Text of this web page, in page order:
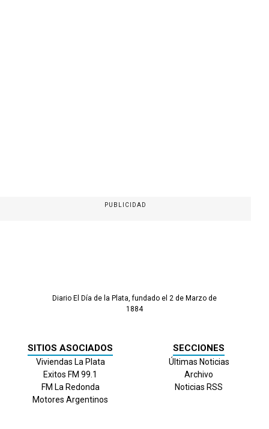
PUBLICIDAD
Diario El Día de la Plata, fundado el 2 de Marzo de
1884
SITIOS ASOCIADOS
Viviendas La Plata
Exitos FM 99.1
FM La Redonda
Motores Argentinos
SECCIONES
Últimas Noticias
Archivo
Noticias RSS